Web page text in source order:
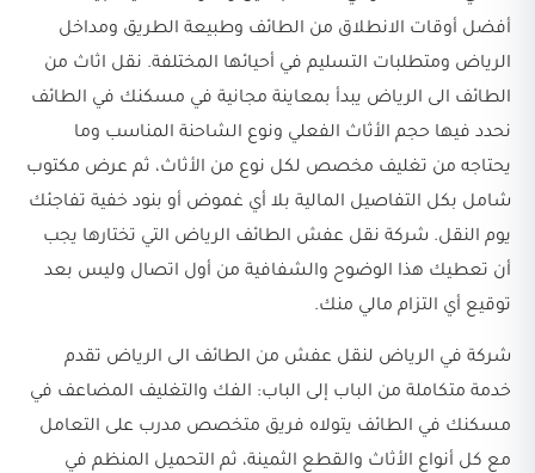
أفضل أوقات الانطلاق من الطائف وطبيعة الطريق ومداخل
الرياض ومتطلبات التسليم في أحيائها المختلفة. نقل اثاث من
الطائف الى الرياض يبدأ بمعاينة مجانية في مسكنك في الطائف
نحدد فيها حجم الأثاث الفعلي ونوع الشاحنة المناسب وما
يحتاجه من تغليف مخصص لكل نوع من الأثاث، ثم عرض مكتوب
شامل بكل التفاصيل المالية بلا أي غموض أو بنود خفية تفاجئك
يوم النقل. شركة نقل عفش الطائف الرياض التي تختارها يجب
أن تعطيك هذا الوضوح والشفافية من أول اتصال وليس بعد
توقيع أي التزام مالي منك.
شركة في الرياض لنقل عفش من الطائف الى الرياض تقدم
خدمة متكاملة من الباب إلى الباب: الفك والتغليف المضاعف في
مسكنك في الطائف يتولاه فريق متخصص مدرب على التعامل
مع كل أنواع الأثاث والقطع الثمينة، ثم التحميل المنظم في